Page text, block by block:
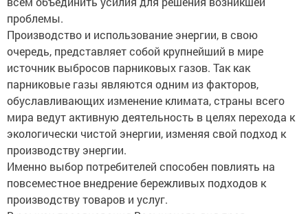
проблемы.
Производство и использование энергии, в свою
очередь, представляет собой крупнейший в мире
источник выбросов парниковых газов. Так как
парниковые газы являются одним из факторов,
обуславливающих изменение климата, страны всего
мира ведут активную деятельность в целях перехода к
экологически чистой энергии, изменяя свой подход к
производству энергии.
Именно выбор потребителей способен повлиять на
повсеместное внедрение бережливых подходов к
производству товаров и услуг.
В рамках празднования Всемирного дня прав